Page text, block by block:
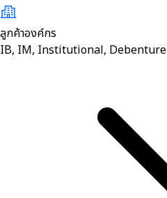
ลูกค้าองค์กร
IB, IM, Institutional, Debenture